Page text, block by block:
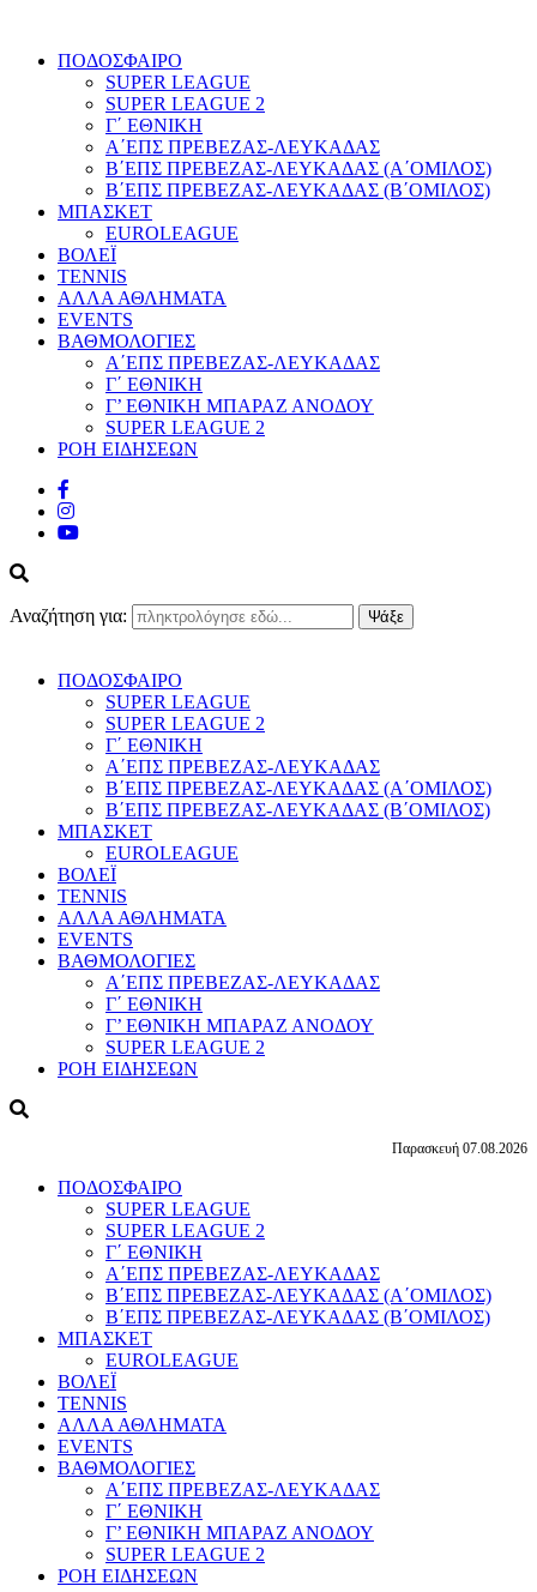
ΠΟΔΟΣΦΑΙΡΟ
SUPER LEAGUE
SUPER LEAGUE 2
Γ΄ ΕΘΝΙΚΗ
Α΄ΕΠΣ ΠΡΕΒΕΖΑΣ-ΛΕΥΚΑΔΑΣ
Β΄ΕΠΣ ΠΡΕΒΕΖΑΣ-ΛΕΥΚΑΔΑΣ (Α΄ΟΜΙΛΟΣ)
Β΄ΕΠΣ ΠΡΕΒΕΖΑΣ-ΛΕΥΚΑΔΑΣ (Β΄ΟΜΙΛΟΣ)
ΜΠΑΣΚΕΤ
EUROLEAGUE
ΒΟΛΕΪ
TENNIS
ΑΛΛΑ ΑΘΛΗΜΑΤΑ
EVENTS
ΒΑΘΜΟΛΟΓΙΕΣ
Α΄ΕΠΣ ΠΡΕΒΕΖΑΣ-ΛΕΥΚΑΔΑΣ
Γ΄ ΕΘΝΙΚΗ
Γ’ ΕΘΝΙΚΗ ΜΠΑΡΑΖ ΑΝΟΔΟΥ
SUPER LEAGUE 2
ΡΟΗ ΕΙΔΗΣΕΩΝ
Αναζήτηση για:
ΠΟΔΟΣΦΑΙΡΟ
SUPER LEAGUE
SUPER LEAGUE 2
Γ΄ ΕΘΝΙΚΗ
Α΄ΕΠΣ ΠΡΕΒΕΖΑΣ-ΛΕΥΚΑΔΑΣ
Β΄ΕΠΣ ΠΡΕΒΕΖΑΣ-ΛΕΥΚΑΔΑΣ (Α΄ΟΜΙΛΟΣ)
Β΄ΕΠΣ ΠΡΕΒΕΖΑΣ-ΛΕΥΚΑΔΑΣ (Β΄ΟΜΙΛΟΣ)
ΜΠΑΣΚΕΤ
EUROLEAGUE
ΒΟΛΕΪ
TENNIS
ΑΛΛΑ ΑΘΛΗΜΑΤΑ
EVENTS
ΒΑΘΜΟΛΟΓΙΕΣ
Α΄ΕΠΣ ΠΡΕΒΕΖΑΣ-ΛΕΥΚΑΔΑΣ
Γ΄ ΕΘΝΙΚΗ
Γ’ ΕΘΝΙΚΗ ΜΠΑΡΑΖ ΑΝΟΔΟΥ
SUPER LEAGUE 2
ΡΟΗ ΕΙΔΗΣΕΩΝ
Παρασκευή 07.08.2026
ΠΟΔΟΣΦΑΙΡΟ
SUPER LEAGUE
SUPER LEAGUE 2
Γ΄ ΕΘΝΙΚΗ
Α΄ΕΠΣ ΠΡΕΒΕΖΑΣ-ΛΕΥΚΑΔΑΣ
Β΄ΕΠΣ ΠΡΕΒΕΖΑΣ-ΛΕΥΚΑΔΑΣ (Α΄ΟΜΙΛΟΣ)
Β΄ΕΠΣ ΠΡΕΒΕΖΑΣ-ΛΕΥΚΑΔΑΣ (Β΄ΟΜΙΛΟΣ)
ΜΠΑΣΚΕΤ
EUROLEAGUE
ΒΟΛΕΪ
TENNIS
ΑΛΛΑ ΑΘΛΗΜΑΤΑ
EVENTS
ΒΑΘΜΟΛΟΓΙΕΣ
Α΄ΕΠΣ ΠΡΕΒΕΖΑΣ-ΛΕΥΚΑΔΑΣ
Γ΄ ΕΘΝΙΚΗ
Γ’ ΕΘΝΙΚΗ ΜΠΑΡΑΖ ΑΝΟΔΟΥ
SUPER LEAGUE 2
ΡΟΗ ΕΙΔΗΣΕΩΝ